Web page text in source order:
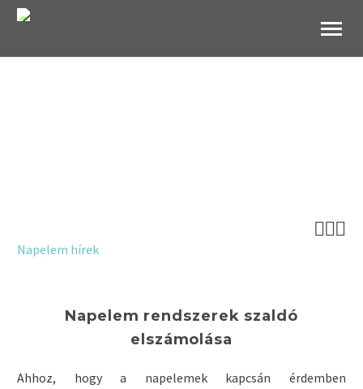

Napelem hírek
Napelem rendszerek szaldó
elszámolása
Ahhoz, hogy a napelemek kapcsán érdemben